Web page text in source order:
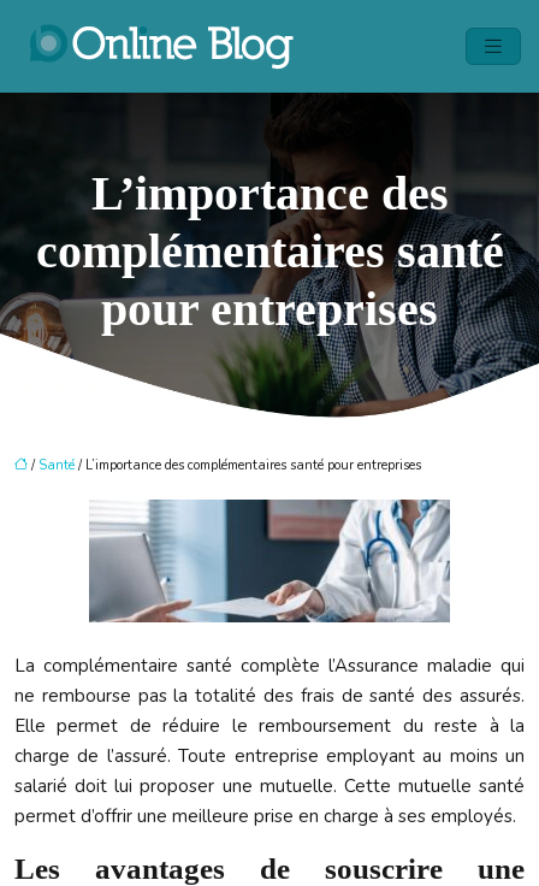
L’importance des
complémentaires santé
pour entreprises
/ Santé / L’importance des complémentaires santé pour entreprises
La complémentaire santé complète l’Assurance maladie qui
ne rembourse pas la totalité des frais de santé des assurés.
Elle permet de réduire le remboursement du reste à la
charge de l’assuré. Toute entreprise employant au moins un
salarié doit lui proposer une mutuelle. Cette mutuelle santé
permet d’offrir une meilleure prise en charge à ses employés.
Les avantages de souscrire une